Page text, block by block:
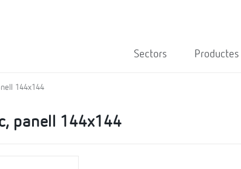
Sectors Productes
144x144
panell 144x144